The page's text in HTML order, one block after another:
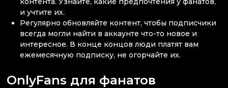
и учтите их.
Регулярно обновляйте контент, чтобы подписчики
всегда могли найти в аккаунте что-то новое и
интересное. В конце концов люди платят вам
ежемесячную подписку, не огорчайте их.
OnlyFans для фанатов